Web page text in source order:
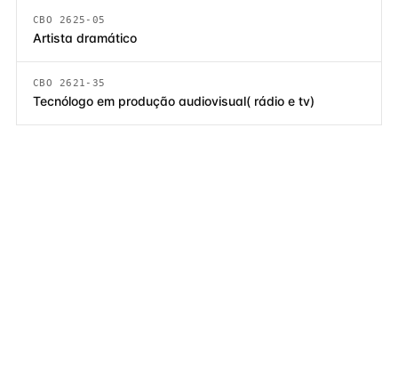
CBO 2625-05
Artista dramático
CBO 2621-35
Tecnólogo em produção audiovisual( rádio e tv)